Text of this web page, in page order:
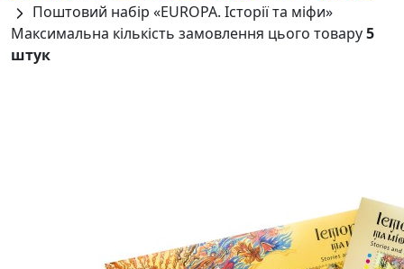
Поштовий набір «EUROPA. Історії та міфи»
Максимальна кількість замовлення цього товару5
штук